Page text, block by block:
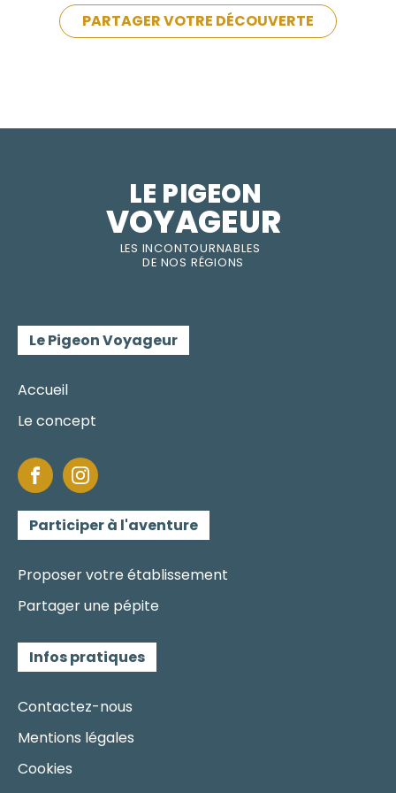
PARTAGER VOTRE DÉCOUVERTE
LES INCONTOURNABLES
DE NOS RÉGIONS
LE PIGEON
VOYAGEUR
Le Pigeon Voyageur
Accueil
Le concept
Participer à l'aventure
Proposer votre établissement
Partager une pépite
Infos pratiques
Contactez-nous
Mentions légales
Cookies